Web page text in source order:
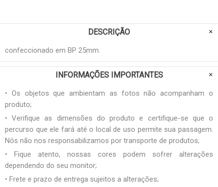
DESCRIÇÃO
confeccionado em BP 25mm.
INFORMAÇÕES IMPORTANTES
• Os objetos que ambientam as fotos não acompanham o
produto;
• Verifique as dimensões do produto e certifique-se que o
percurso que ele fará até o local de uso permite sua passagem.
Nós não nos responsabilizamos por transporte de produtos;
• Fique atento, nossas cores podem sofrer alterações
dependendo do seu monitor;
• Frete e prazo de entrega sujeitos a alterações;